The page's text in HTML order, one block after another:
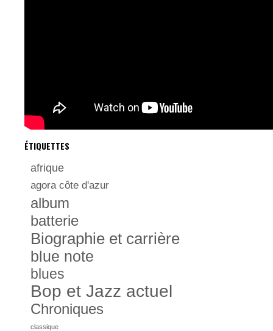
ÉTIQUETTES
afrique
agora côte d'azur
album
batterie
Biographie et carrière
blue note
blues
Bop et Jazz actuel
Chroniques
classique